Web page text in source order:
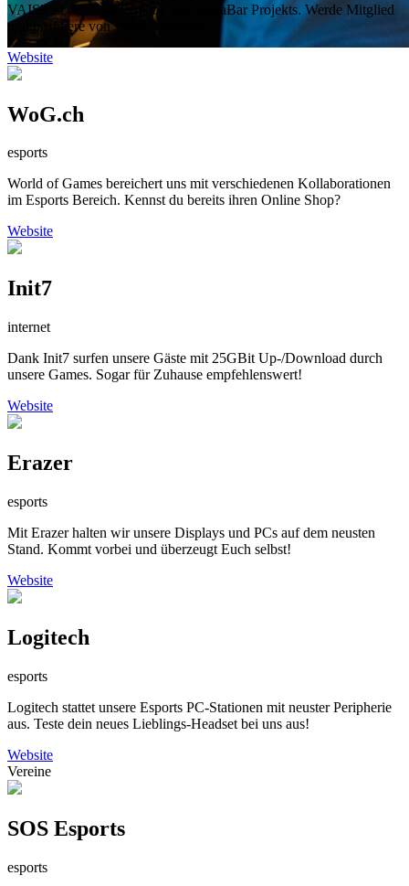
VAISk ist der Dachverband des ManaBar Projekts. Werde Mitglied
und profitiere von vielen Vorteilen!
Website
WoG.ch
esports
World of Games bereichert uns mit verschiedenen Kollaborationen
im Esports Bereich. Kennst du bereits ihren Online Shop?
Website
Init7
internet
Dank Init7 surfen unsere Gäste mit 25GBit Up-/Download durch
unsere Games. Sogar für Zuhause empfehlenswert!
Website
Erazer
esports
Mit Erazer halten wir unsere Displays und PCs auf dem neusten
Stand. Kommt vorbei und überzeugt Euch selbst!
Website
Logitech
esports
Logitech stattet unsere Esports PC-Stationen mit neuster Peripherie
aus. Teste dein neues Lieblings-Headset bei uns aus!
Website
Vereine
SOS Esports
esports